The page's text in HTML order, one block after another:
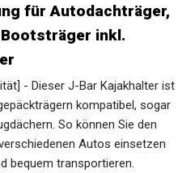
für Autodachträger,
inkl.
- Dieser J-Bar Kajakhalter ist
kompatibel, sogar
So können Sie den
Autos einsetzen
bequem transportieren.